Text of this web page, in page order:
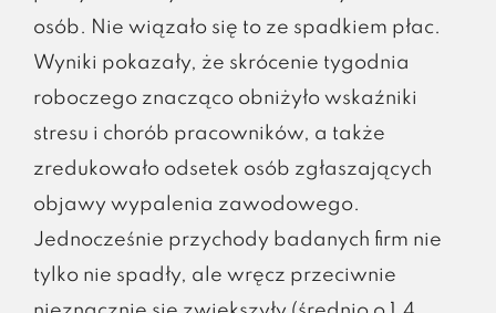
osób. Nie wiązało się to ze spadkiem płac.
Wyniki pokazały, że skrócenie tygodnia
roboczego znacząco obniżyło wskaźniki
stresu i chorób pracowników, a także
zredukowało odsetek osób zgłaszających
objawy wypalenia zawodowego.
Jednocześnie przychody badanych firm nie
tylko nie spadły, ale wręcz przeciwnie